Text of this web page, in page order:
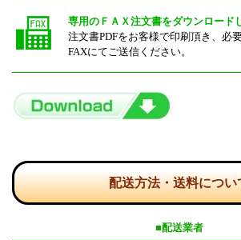
専用のＦＡＸ注文書をダウンロード
注文書PDFをお客様で印刷頂き、必
FAXにてご送信ください。
配送方法・送料につい
■配送業者